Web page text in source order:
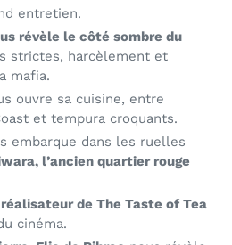
entretien.
révèle le côté sombre du
strictes, harcèlement et
mafia.
ouvre sa cuisine, entre
et tempura croquants.
embarque dans les ruelles
l’ancien quartier rouge
de The Taste of Tea
cinéma.